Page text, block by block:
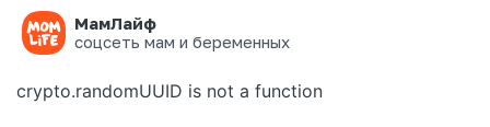
МамЛайф
соцсеть мам и беременных
Ошибка на странице
crypto.randomUUID is not a function